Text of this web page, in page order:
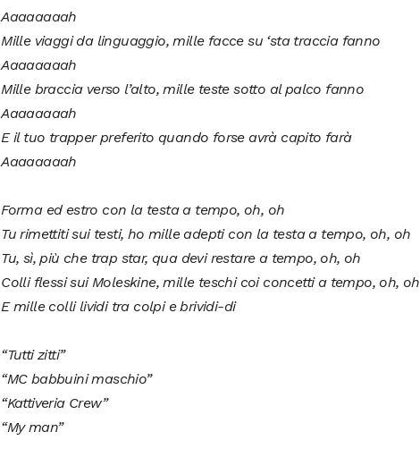
Aaaaaaaah
Mille viaggi da linguaggio, mille facce su ‘sta traccia fanno
Aaaaaaaah
Mille braccia verso l’alto, mille teste sotto al palco fanno
Aaaaaaaah
E il tuo trapper preferito quando forse avrà capito farà
Aaaaaaaah
Forma ed estro con la testa a tempo, oh, oh
Tu rimettiti sui testi, ho mille adepti con la testa a tempo, oh, oh
Tu, sì, più che trap star, qua devi restare a tempo, oh, oh
Colli flessi sui Moleskine, mille teschi coi concetti a tempo, oh, oh
E mille colli lividi tra colpi e brividi-di
“Tutti zitti”
“MC babbuini maschio”
“Kattiveria Crew”
“My man”